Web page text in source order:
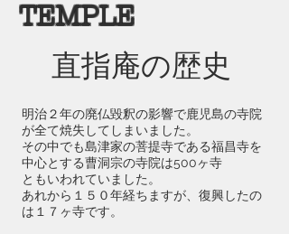
TEMPLE
直指庵の歴史
明治２年の廃仏毀釈の影響で鹿児島の寺院
が全て焼失してしまいました。
その中でも島津家の菩提寺である福昌寺を
中心とする曹洞宗の寺院は500ヶ寺
ともいわれていました。
あれから１５０年経ちますが、復興したの
は１７ヶ寺です。